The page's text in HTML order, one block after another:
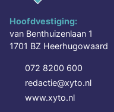
Hoofdvestiging:
van Benthuizenlaan 1
1701 BZ Heerhugowaard
072 8200 600
redactie@xyto.nl
www.xyto.nl